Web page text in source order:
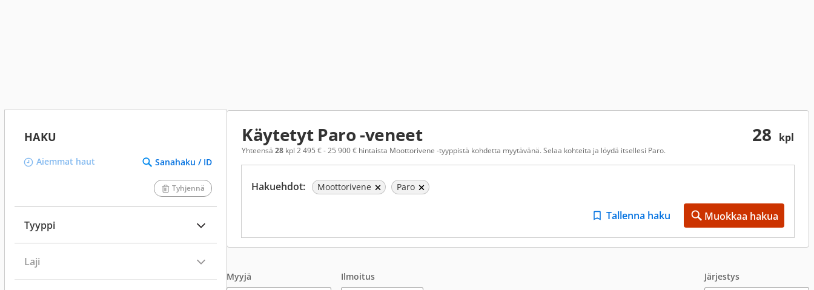
HAKU
Aiemmat haut Sanahaku / ID
Tyhjennä
Tyyppi
Laji
28 kpl
Käytetyt Paro -veneet
Yhteensä 28 kpl 2 495 € - 25 900 € hintaista Moottorivene -tyyppistä kohdetta myytävänä. Selaa kohteita ja löydä itsellesi Paro.
Hakuehdot: Moottorivene Paro
Tallenna haku Muokkaa hakua
Myyjä Ilmoitus Järjestys